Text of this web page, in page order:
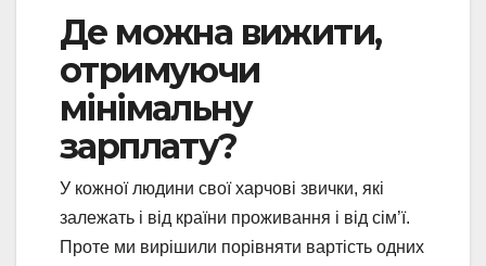
Де можна вижити,
отримуючи
мінімальну
зарплату?
У кожної людини свої харчові звички, які
залежать і від країни проживання і від сім’ї.
Проте ми вирішили порівняти вартість одних